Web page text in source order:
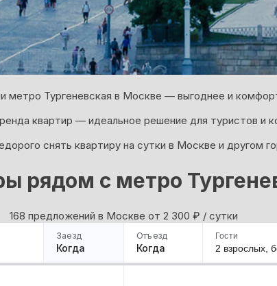
метро Тургеневская в Москве — выгоднее и
квартир — идеальное решение для туристов и
снять квартиру на сутки в Москве и другом
рядом с метро
168 предложений в Москве oт 2 300 ₽ / сутки
Заезд
Когда
Отъезд
Когда
Гости
2 взрослых,